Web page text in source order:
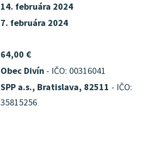
14. februára 2024
7. februára 2024
64,00 €
Obec Divín - IČO: 00316041
SPP a.s., Bratislava, 82511 - IČO:
35815256